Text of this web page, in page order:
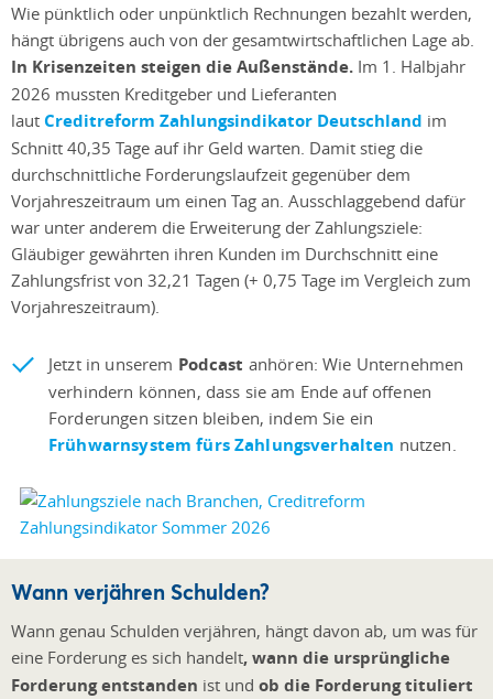
Wie pünktlich oder unpünktlich Rechnungen bezahlt werden,
hängt übrigens auch von der gesamtwirtschaftlichen Lage ab.
In Krisenzeiten steigen die Außenstände. Im 1. Halbjahr
2026 mussten Kreditgeber und Lieferanten
laut Creditreform Zahlungsindikator Deutschland im
Schnitt 40,35 Tage auf ihr Geld warten. Damit stieg die
durchschnittliche Forderungslaufzeit gegenüber dem
Vorjahreszeitraum um einen Tag an. Ausschlaggebend dafür
war unter anderem die Erweiterung der Zahlungsziele:
Gläubiger gewährten ihren Kunden im Durchschnitt eine
Zahlungsfrist von 32,21 Tagen (+ 0,75 Tage im Vergleich zum
Vorjahreszeitraum).
Jetzt in unserem Podcast anhören: Wie Unternehmen
verhindern können, dass sie am Ende auf offenen
Forderungen sitzen bleiben, indem Sie ein
Frühwarnsystem fürs Zahlungsverhalten nutzen.
Wann verjähren Schulden?
Wann genau Schulden verjähren, hängt davon ab, um was für
eine Forderung es sich handelt, wann die ursprüngliche
Forderung entstanden ist und ob die Forderung tituliert